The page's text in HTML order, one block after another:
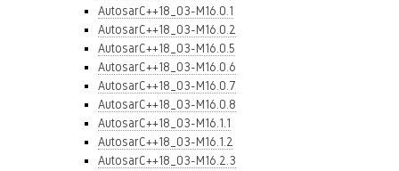
AutosarC++18_03-M16.0.1
AutosarC++18_03-M16.0.2
AutosarC++18_03-M16.0.5
AutosarC++18_03-M16.0.6
AutosarC++18_03-M16.0.7
AutosarC++18_03-M16.0.8
AutosarC++18_03-M16.1.1
AutosarC++18_03-M16.1.2
AutosarC++18_03-M16.2.3